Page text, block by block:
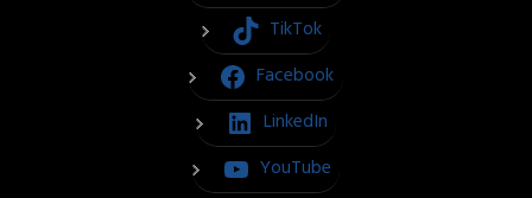
TikTok
Facebook
LinkedIn
YouTube